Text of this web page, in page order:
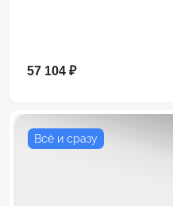
57 104 ₽
Всё и сразу